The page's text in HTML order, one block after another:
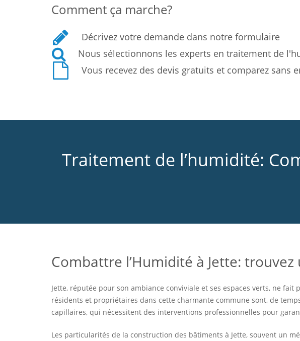
Comment ça marche?
Décrivez votre demande dans notre formulaire
Nous sélectionnons les experts en traitement de
Vous recevez des devis gratuits et comparez sans
Traitement de l’humidité:
Combattre l’Humidité à Jette:
Jette, réputée pour son ambiance conviviale et ses espaces verts, ne
résidents et propriétaires dans cette charmante commune sont, de
capillaires, qui nécessitent des interventions professionnelles pour
Les particularités de la construction des bâtiments à Jette, souvent un